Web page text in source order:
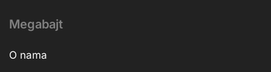
Megabajt
O nama